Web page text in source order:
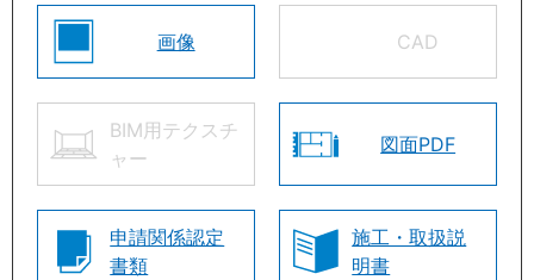
画像 CAD
BIM用テクスチ
ャー
図面PDF
申請関係認定
書類
施工・取扱説
明書